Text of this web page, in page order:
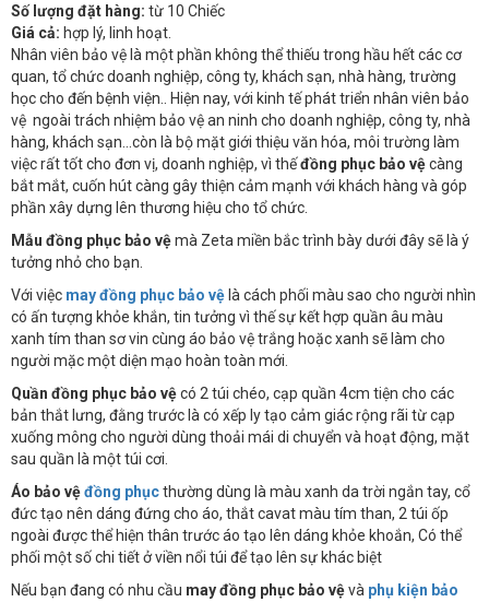
Số lượng đặt hàng: từ 10 Chiếc
Giá cả: hợp lý, linh hoạt.
Nhân viên bảo vệ là một phần không thể thiếu trong hầu hết các cơ
quan, tổ chức doanh nghiệp, công ty, khách sạn, nhà hàng, trường
học cho đến bệnh viện.. Hiện nay, với kinh tế phát triển nhân viên bảo
vệ ngoài trách nhiệm bảo vệ an ninh cho doanh nghiệp, công ty, nhà
hàng, khách sạn...còn là bộ mặt giới thiệu văn hóa, môi trường làm
việc rất tốt cho đơn vị, doanh nghiệp, vì thếđồng phục bảo vệcàng
bắt mắt, cuốn hút càng gây thiện cảm mạnh với khách hàng và góp
phần xây dựng lên thương hiệu cho tổ chức.
Mẫu đồng phục bảo vệmà Zeta miền bắc trình bày dưới đây sẽ là ý
tưởng nhỏ cho bạn.
Với việc may đồng phục bảo vệ là cách phối màu sao cho người nhìn
có ấn tượng khỏe khắn, tin tưởng vì thế sự kết hợp quần âu màu
xanh tím than sơ vin cùng áo bảo vệ trắng hoặc xanh sẽ làm cho
người mặc một diện mạo hoàn toàn mới.
Quần đồng phục bảo vệcó 2 túi chéo, cạp quần 4cm tiện cho các
bản thắt lưng, đằng trước là có xếp ly tạo cảm giác rộng rãi từ cạp
xuống mông cho người dùng thoải mái di chuyển và hoạt động, mặt
sau quần là một túi cơi.
Áo bảo vệđồng phụcthường dùng là màu xanh da trời ngắn tay, cổ
đức tạo nên dáng đứng cho áo, thắt cavat màu tím than, 2 túi ốp
ngoài được thể hiện thân trước áo tạo lên dáng khỏe khoắn, Có thể
phối một số chi tiết ở viền nổi túi để tạo lên sự khác biệt
Nếu bạn đang có nhu cầu may đồng phục bảo vệvà phụ kiện bảo